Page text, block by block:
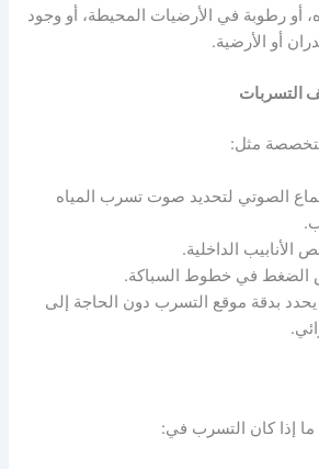
أو رطوبة في الأرضيات المحيطة، أو وجود
أو الأرضية.
متخصصة مثل:
الصوتي لتحديد صوت تسرب المياه
الأنابيب الداخلية.
الضغط في خطوط السباكة.
بدقة موقع التسرب دون الحاجة إلى
ما إذا كان التسرب في: